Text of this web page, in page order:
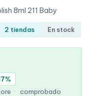
8ml 211 Baby
2 tiendas En stock
·
comprobado